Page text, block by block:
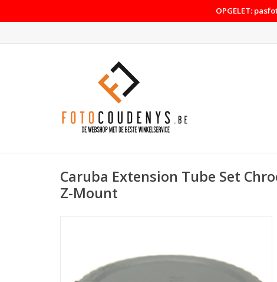
OPGELET:
Caruba Extension Tube Set
Z-Mount